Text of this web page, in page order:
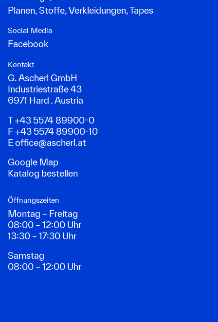
Planen, Stoffe, Verkleidungen, Tapes
Social Media
Facebook
Kontakt
G. Ascherl GmbH
Industriestraße 43
6971 Hard . Austria
T +43 5574 89900-0
F +43 5574 89900-10
Eoffice@ascherl.at
Google Map
Katalog bestellen
Öffnungszeiten
Montag – Freitag
08:00 – 12:00 Uhr
13:30 – 17:30 Uhr
Samstag
08:00 – 12:00 Uhr